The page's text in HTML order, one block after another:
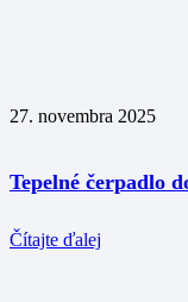
27. novembra 2025
Tepelné čerpadlo
Čítajte ďalej